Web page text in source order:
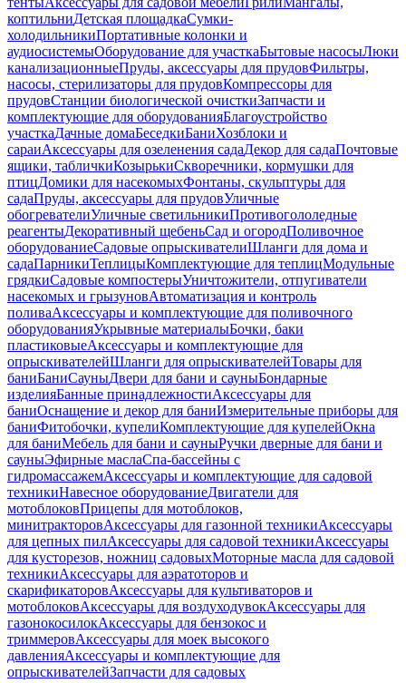
коптильниДетская площадкаСумки-
холодильникиПортативные колонки и
аудиосистемыОборудование для участкаБытовые насосыЛюки
канализационныеПруды, аксессуары для прудовФильтры,
насосы, стерилизаторы для прудовКомпрессоры для
прудовСтанции биологической очисткиЗапчасти и
комплектующие для оборудованияБлагоустройство
участкаДачные домаБеседкиБаниХозблоки и
сараиАксессуары для озеленения садаДекор для садаПочтовые
ящики, табличкиКозырькиСкворечники, кормушки для
птицДомики для насекомыхФонтаны, скульптуры для
садаПруды, аксессуары для прудовУличные
обогревателиУличные светильникиПротивогололедные
реагентыДекоративный щебеньСад и огородПоливочное
оборудованиеСадовые опрыскивателиШланги для дома и
садаПарникиТеплицыКомплектующие для теплицМодульные
грядкиСадовые компостерыУничтожители, отпугиватели
насекомых и грызуновАвтоматизация и контроль
поливаАксессуары и комплектующие для поливочного
оборудованияУкрывные материалыБочки, баки
пластиковыеАксессуары и комплектующие для
опрыскивателейШланги для опрыскивателейТовары для
баниБаниСауныДвери для бани и сауныБондарные
изделияБанные принадлежностиАксессуары для
баниОснащение и декор для баниИзмерительные приборы для
баниФитобочки, купелиКомплектующие для купелейОкна
для баниМебель для бани и сауныРучки дверные для бани и
сауныЭфирные маслаСпа-бассейны с
гидромассажемАксессуары и комплектующие для садовой
техникиНавесное оборудованиеДвигатели для
мотоблоковПрицепы для мотоблоков,
минитракторовАксессуары для газонной техникиАксессуары
для цепных пилАксессуары для садовой техникиАксессуары
для кусторезов, ножниц садовыхМоторные масла для садовой
техникиАксессуары для аэратоторов и
скарификаторовАксессуары для культиваторов и
мотоблоковАксессуары для воздуходувокАксессуары для
газонокосилокАксессуары для бензокос и
триммеровАксессуары для моек высокого
давленияАксессуары и комплектующие для
опрыскивателейЗапчасти для садовых